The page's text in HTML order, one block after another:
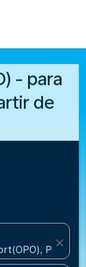
- para
de
Portugal
close